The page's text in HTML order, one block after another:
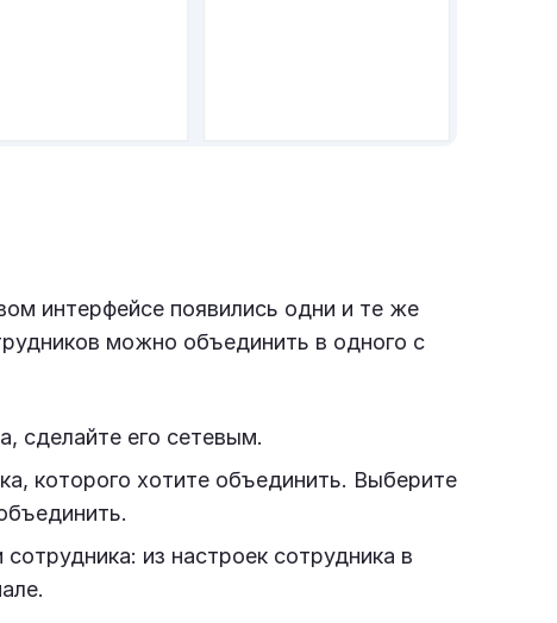
интерфейсе появились одни и те же
можно объединить в одного с
сделайте его сетевым.
которого хотите объединить. Выберите
из настроек сотрудника в